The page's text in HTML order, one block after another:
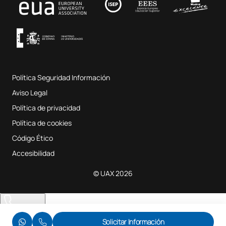
Música y Artes Escénicas
Aulas de Música
Condiciones y términos del servicio
Sistema interno de garantía de calidad
Mapa del sitio web
© UAX 2026
Política Seguridad Información
Aviso Legal
Política de privacidad
Política de cookies
Código Ético
Accesibilidad
Te llamamos
Solicitar Información